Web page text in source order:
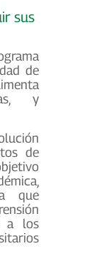
sus
de
y
de
que
a los